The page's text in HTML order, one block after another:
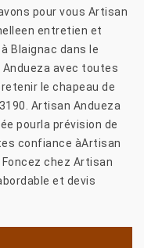
pour vous Artisan
entretien et
Blaignac dans le
avec toutes
le chapeau de
Artisan Andueza
pourla prévision de
confiance àArtisan
Foncez chez Artisan
et devis